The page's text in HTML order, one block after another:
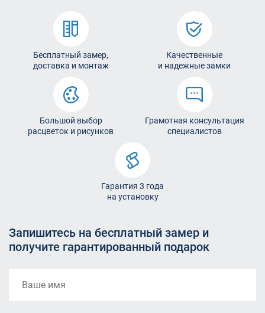
Бесплатный замер,
доставка и монтаж
Качественные
и надежные замки
Большой выбор
расцветок и рисунков
Грамотная консультация
специалистов
Гарантия 3 года
на установку
Запишитесь на бесплатный замер и
получите гарантированный подарок